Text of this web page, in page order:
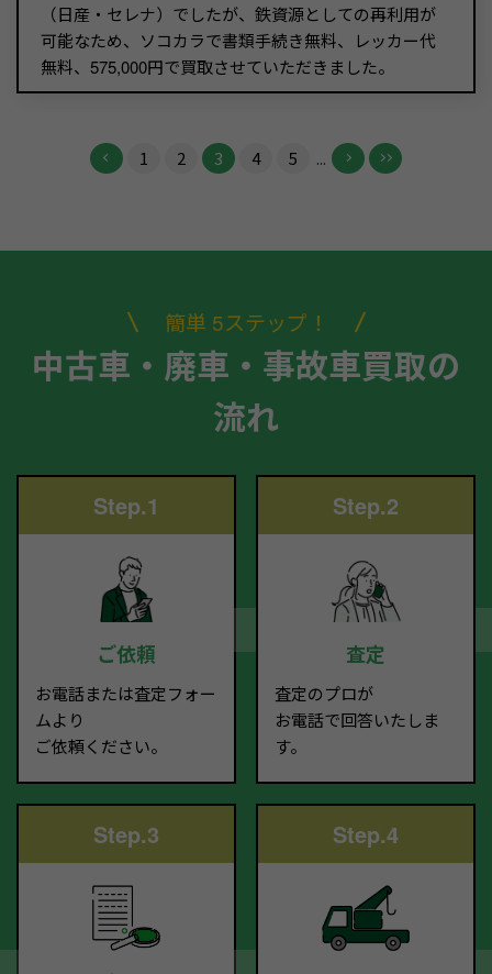
（日産・セレナ）でしたが、鉄資源としての再利用が
可能なため、ソコカラで書類手続き無料、レッカー代
無料、575,000円で買取させていただきました。
1 2 3 4 5 ...
簡単 5ステップ！
中古車・廃車・事故車買取の
流れ
Step.1
ご依頼
お電話または査定フォー
ムより
ご依頼ください。
Step.2
査定
査定のプロが
お電話で回答いたしま
す。
Step.3 Step.4